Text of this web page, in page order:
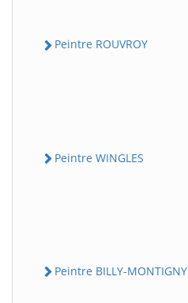
Peintre ROUVROY
Peintre WINGLES
Peintre BILLY-MONTIGNY